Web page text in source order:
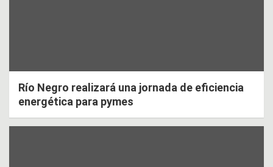
Río Negro realizará una jornada de eficiencia
energética para pymes